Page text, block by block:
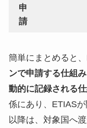
申
請
簡単にまとめると、
ンで申請する仕組
動的に記録される仕
係にあり、ETIAS
以降は、対象国へ